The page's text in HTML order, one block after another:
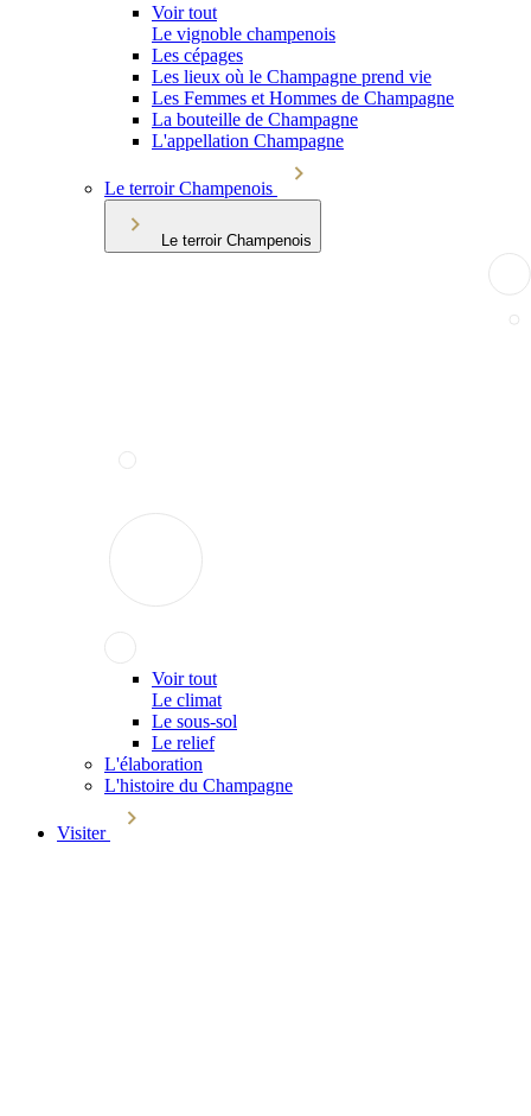
Voir tout
Le vignoble champenois
Les cépages
Les lieux où le Champagne prend vie
Les Femmes et Hommes de Champagne
La bouteille de Champagne
L'appellation Champagne
Le terroir Champenois
Le terroir Champenois
Voir tout
Le climat
Le sous-sol
Le relief
L'élaboration
L'histoire du Champagne
Visiter